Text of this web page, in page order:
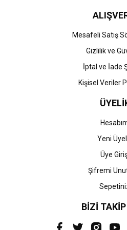
Mesafeli Satış
Gizlilik ve
İptal ve İade
Kişisel Veriler
Yeni
Üye
Şifremi
BİZİ TAKİP